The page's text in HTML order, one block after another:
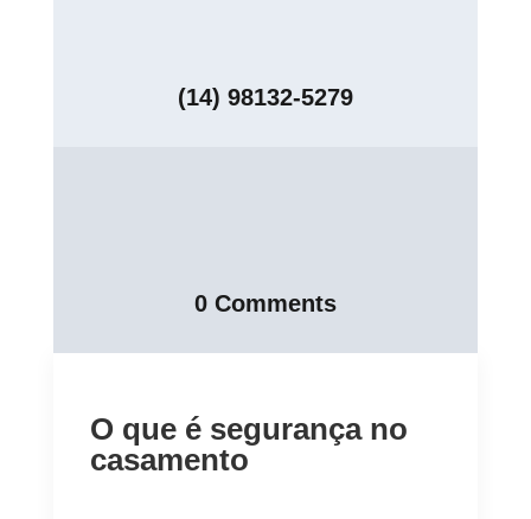
(14) 98132-5279
0 Comments
O que é segurança no
casamento